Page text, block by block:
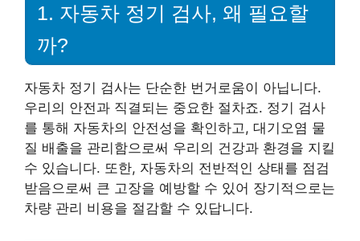
1. 자동차 정기 검사, 왜 필요할
까?
자동차 정기 검사는 단순한 번거로움이 아닙니다.
우리의 안전과 직결되는 중요한 절차죠. 정기 검사
를 통해 자동차의 안전성을 확인하고, 대기오염 물
질 배출을 관리함으로써 우리의 건강과 환경을 지킬
수 있습니다. 또한, 자동차의 전반적인 상태를 점검
받음으로써 큰 고장을 예방할 수 있어 장기적으로는
차량 관리 비용을 절감할 수 있답니다.